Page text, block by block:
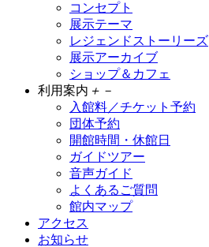
コンセプト
展示テーマ
レジェンドストーリーズ
展示アーカイブ
ショップ＆カフェ
利用案内 ＋ －
入館料／チケット予約
団体予約
開館時間・休館日
ガイドツアー
音声ガイド
よくあるご質問
館内マップ
アクセス
お知らせ